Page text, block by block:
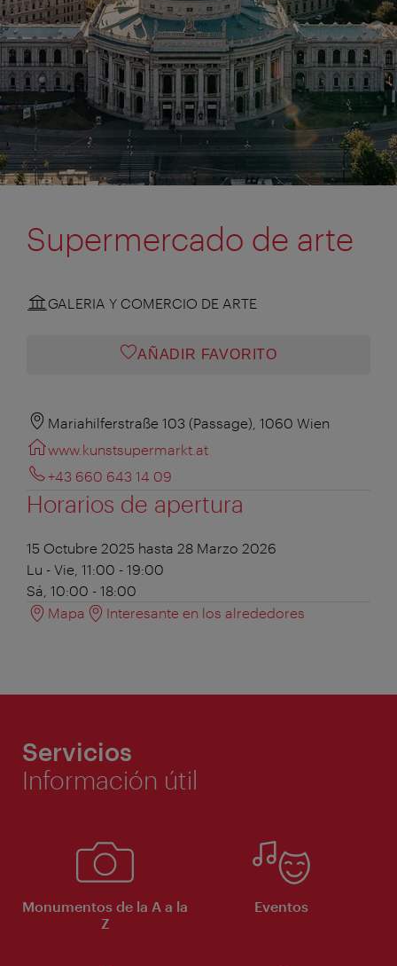
Supermercado de arte
GALERIA Y COMERCIO DE ARTE
AÑADIR FAVORITO
Mariahilferstraße 103 (Passage), 1060 Wien
www.kunstsupermarkt.at
+43 660 643 14 09
Horarios de apertura
15 Octubre 2025 hasta 28 Marzo 2026
Lu - Vie, 11:00 - 19:00
Sá, 10:00 - 18:00
Mapa
Interesante en los alrededores
Servicios
Información útil
Monumentos de la A a la
Z
Eventos